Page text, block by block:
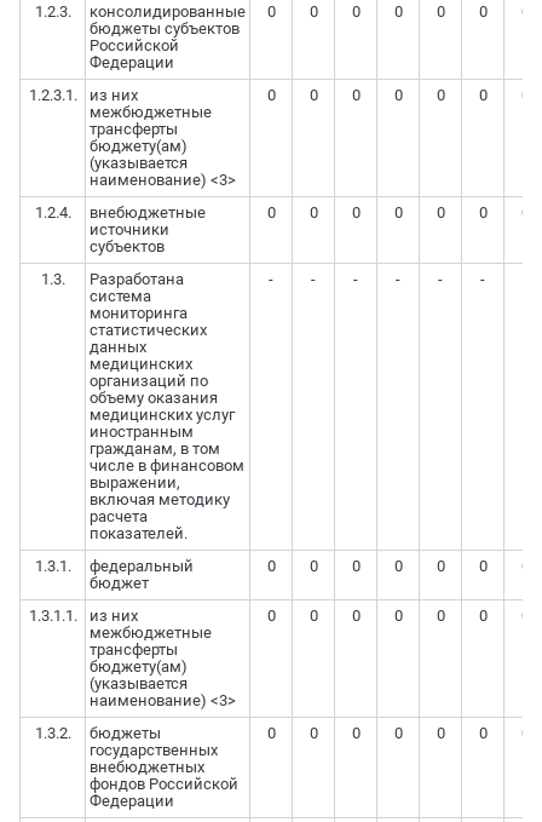
1.2.3.
консолидированные
бюджеты субъектов
Российской
Федерации
0 0 0 0 0 0 0
1.2.3.1.
из них
межбюджетные
трансферты
бюджету(ам)
(указывается
наименование) <3>
0 0 0 0 0 0 0
1.2.4.
внебюджетные
источники
субъектов
0 0 0 0 0 0 0
1.3.
Разработана
система
мониторинга
статистических
данных
медицинских
организаций по
объему оказания
медицинских услуг
иностранным
гражданам, в том
числе в финансовом
выражении,
включая методику
расчета
показателей.
- - - - - -
1.3.1.
федеральный
бюджет
0 0 0 0 0 0 0
1.3.1.1.
из них
межбюджетные
трансферты
бюджету(ам)
(указывается
наименование) <3>
0 0 0 0 0 0 0
1.3.2.
бюджеты
государственных
внебюджетных
фондов Российской
Федерации
0 0 0 0 0 0 0